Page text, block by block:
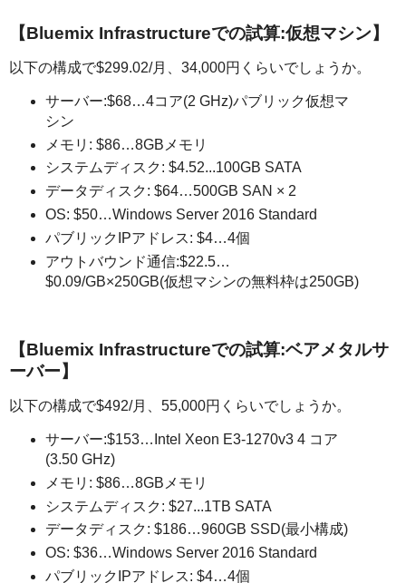
【Bluemix Infrastructureでの試算:仮想マシン】
以下の構成で$299.02/月、34,000円くらいでしょうか。
サーバー:$68…4コア(2 GHz)パブリック仮想マ
シン
メモリ: $86…8GBメモリ
システムディスク: $4.52...100GB SATA
データディスク: $64…500GB SAN × 2
OS: $50…Windows Server 2016 Standard
パブリックIPアドレス: $4…4個
アウトバウンド通信:$22.5…
$0.09/GB×250GB(仮想マシンの無料枠は250GB)
【Bluemix Infrastructureでの試算:ベアメタルサ
ーバー】
以下の構成で$492/月、55,000円くらいでしょうか。
サーバー:$153…Intel Xeon E3-1270v3 4 コア
(3.50 GHz)
メモリ: $86…8GBメモリ
システムディスク: $27...1TB SATA
データディスク: $186…960GB SSD(最小構成)
OS: $36…Windows Server 2016 Standard
パブリックIPアドレス: $4…4個